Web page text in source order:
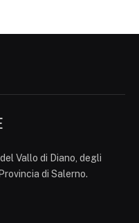
Vallo di Diano, degli
di Salerno.